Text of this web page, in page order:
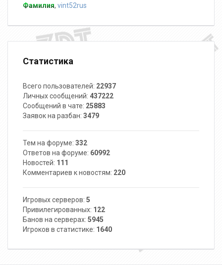
Фамилия, vint52rus
Статистика
Всего пользователей: 22937
Личных сообщений: 437222
Сообщений в чате: 25883
Заявок на разбан: 3479
Тем на форуме: 332
Ответов на форуме: 60992
Новостей: 111
Комментариев к новостям: 220
Игровых серверов: 5
Привилегированных: 122
Банов на серверах: 5945
Игроков в статистике: 1640